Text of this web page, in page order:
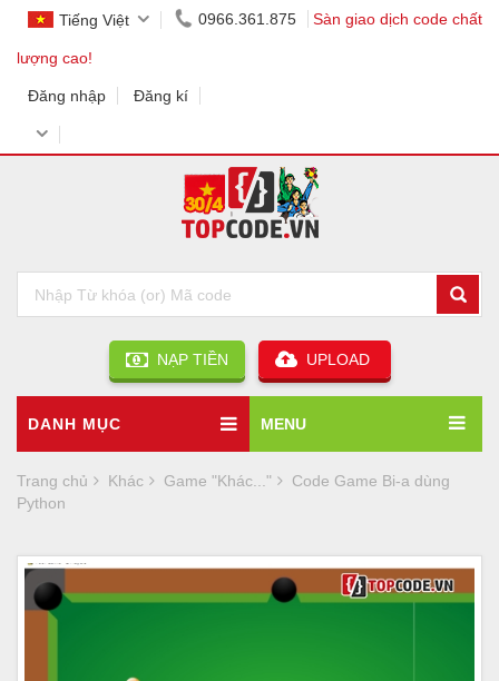
Tiếng Việt 0966.361.875 Sàn giao dịch code chất
lượng cao!
Đăng nhập Đăng kí
NẠP TIỀN UPLOAD
DANH MỤC MENU
Trang chủ Khác Game "Khác..."
Code Game Bi-a dùng
Python